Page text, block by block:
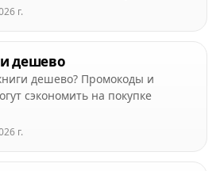
г.
дешево
дешево? Промокоды и
сэкономить на покупке
г.